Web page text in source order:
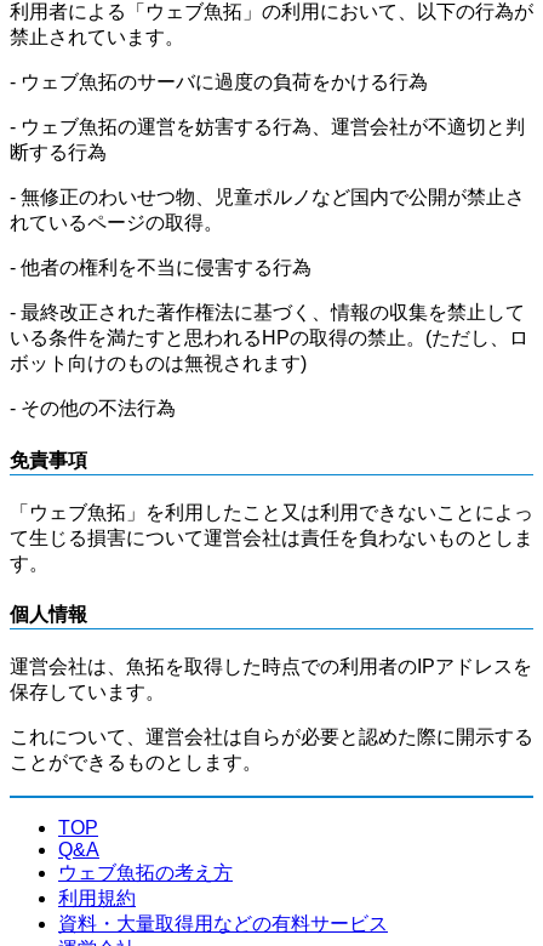
利用者による「ウェブ魚拓」の利用において、以下の行為が
禁止されています。
- ウェブ魚拓のサーバに過度の負荷をかける行為
- ウェブ魚拓の運営を妨害する行為、運営会社が不適切と判
断する行為
- 無修正のわいせつ物、児童ポルノなど国内で公開が禁止さ
れているページの取得。
- 他者の権利を不当に侵害する行為
- 最終改正された著作権法に基づく、情報の収集を禁止して
いる条件を満たすと思われるHPの取得の禁止。(ただし、ロ
ボット向けのものは無視されます)
- その他の不法行為
免責事項
「ウェブ魚拓」を利用したこと又は利用できないことによっ
て生じる損害について運営会社は責任を負わないものとしま
す。
個人情報
運営会社は、魚拓を取得した時点での利用者のIPアドレスを
保存しています。
これについて、運営会社は自らが必要と認めた際に開示する
ことができるものとします。
TOP
Q&A
ウェブ魚拓の考え方
利用規約
資料・大量取得用などの有料サービス